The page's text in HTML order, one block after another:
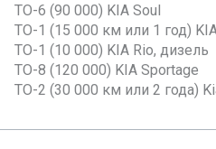
ТО-6 (90 000) KIA Soul
ТО-1 (15 000 км или 1 год)
ТО-1 (10 000) KIA Rio, дизель
ТО-8 (120 000) KIA Sportage
ТО-2 (30 000 км или 2 года)